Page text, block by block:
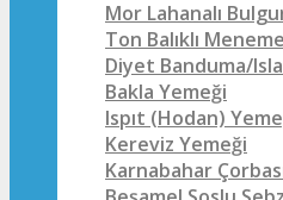
Mor Lahanalı
Ton Balıklı
Diyet Banduma/
Bakla Yemeği
Ispıt (Hodan)
Kereviz Yemeği
Karnabahar